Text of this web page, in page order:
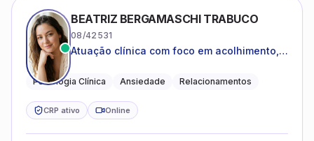
BEATRIZ BERGAMASCHI TRABUCO
08/42531
Atuação clínica com foco em acolhimento,
Psicologia Clínica Ansiedade Relacionamentos
CRP ativo Online